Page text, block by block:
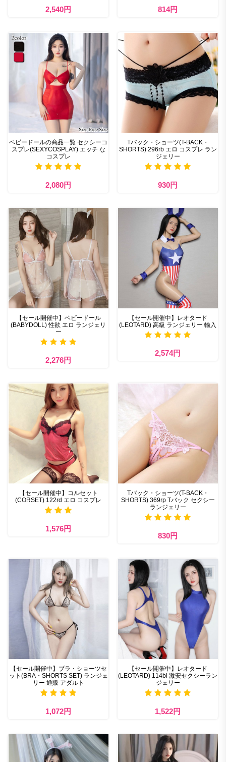
2,540円 814円
ベビードールの商品一覧 セクシーコ
スプレ(SEXYCOSPLAY) エッチ な
コスプレ
2,080円
Tバック・ショーツ(T-BACK・
SHORTS) 296rb エロ コスプレ ラン
ジェリー
930円
【セール開催中】ベビードール
(BABYDOLL) 性欲 エロ ランジェリ
ー
2,276円
【セール開催中】レオタード
(LEOTARD) 高級 ランジェリー 輸入
2,574円
【セール開催中】コルセット
(CORSET) 122rd エロ コスプレ
1,576円
Tバック・ショーツ(T-BACK・
SHORTS) 369rp Tバック セクシー
ランジェリー
830円
【セール開催中】ブラ・ショーツセ
ット(BRA・SHORTS SET) ランジェ
リー 通販 アダルト
1,072円
【セール開催中】レオタード
(LEOTARD) 114bl 激安セクシーラン
ジェリー
1,522円